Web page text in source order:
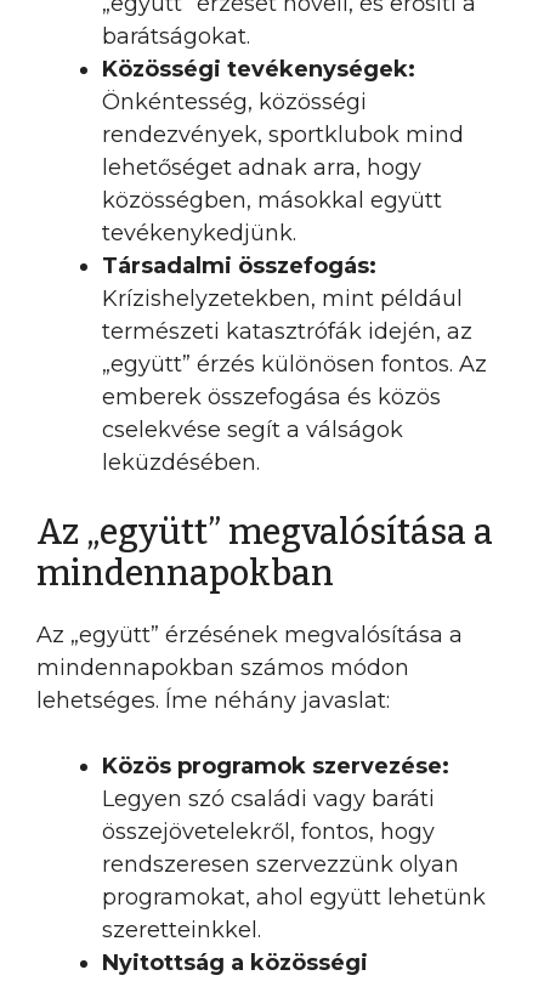
barátságokat.
Közösségi tevékenységek:
Önkéntesség, közösségi
rendezvények, sportklubok mind
lehetőséget adnak arra, hogy
közösségben, másokkal együtt
tevékenykedjünk.
Társadalmi összefogás:
Krízishelyzetekben, mint például
természeti katasztrófák idején, az
„együtt” érzés különösen fontos. Az
emberek összefogása és közös
cselekvése segít a válságok
leküzdésében.
Az „együtt” megvalósítása a
mindennapokban
Az „együtt” érzésének megvalósítása a
mindennapokban számos módon
lehetséges. Íme néhány javaslat:
Közös programok szervezése:
Legyen szó családi vagy baráti
összejövetelekről, fontos, hogy
rendszeresen szervezzünk olyan
programokat, ahol együtt lehetünk
szeretteinkkel.
Nyitottság a közösségi